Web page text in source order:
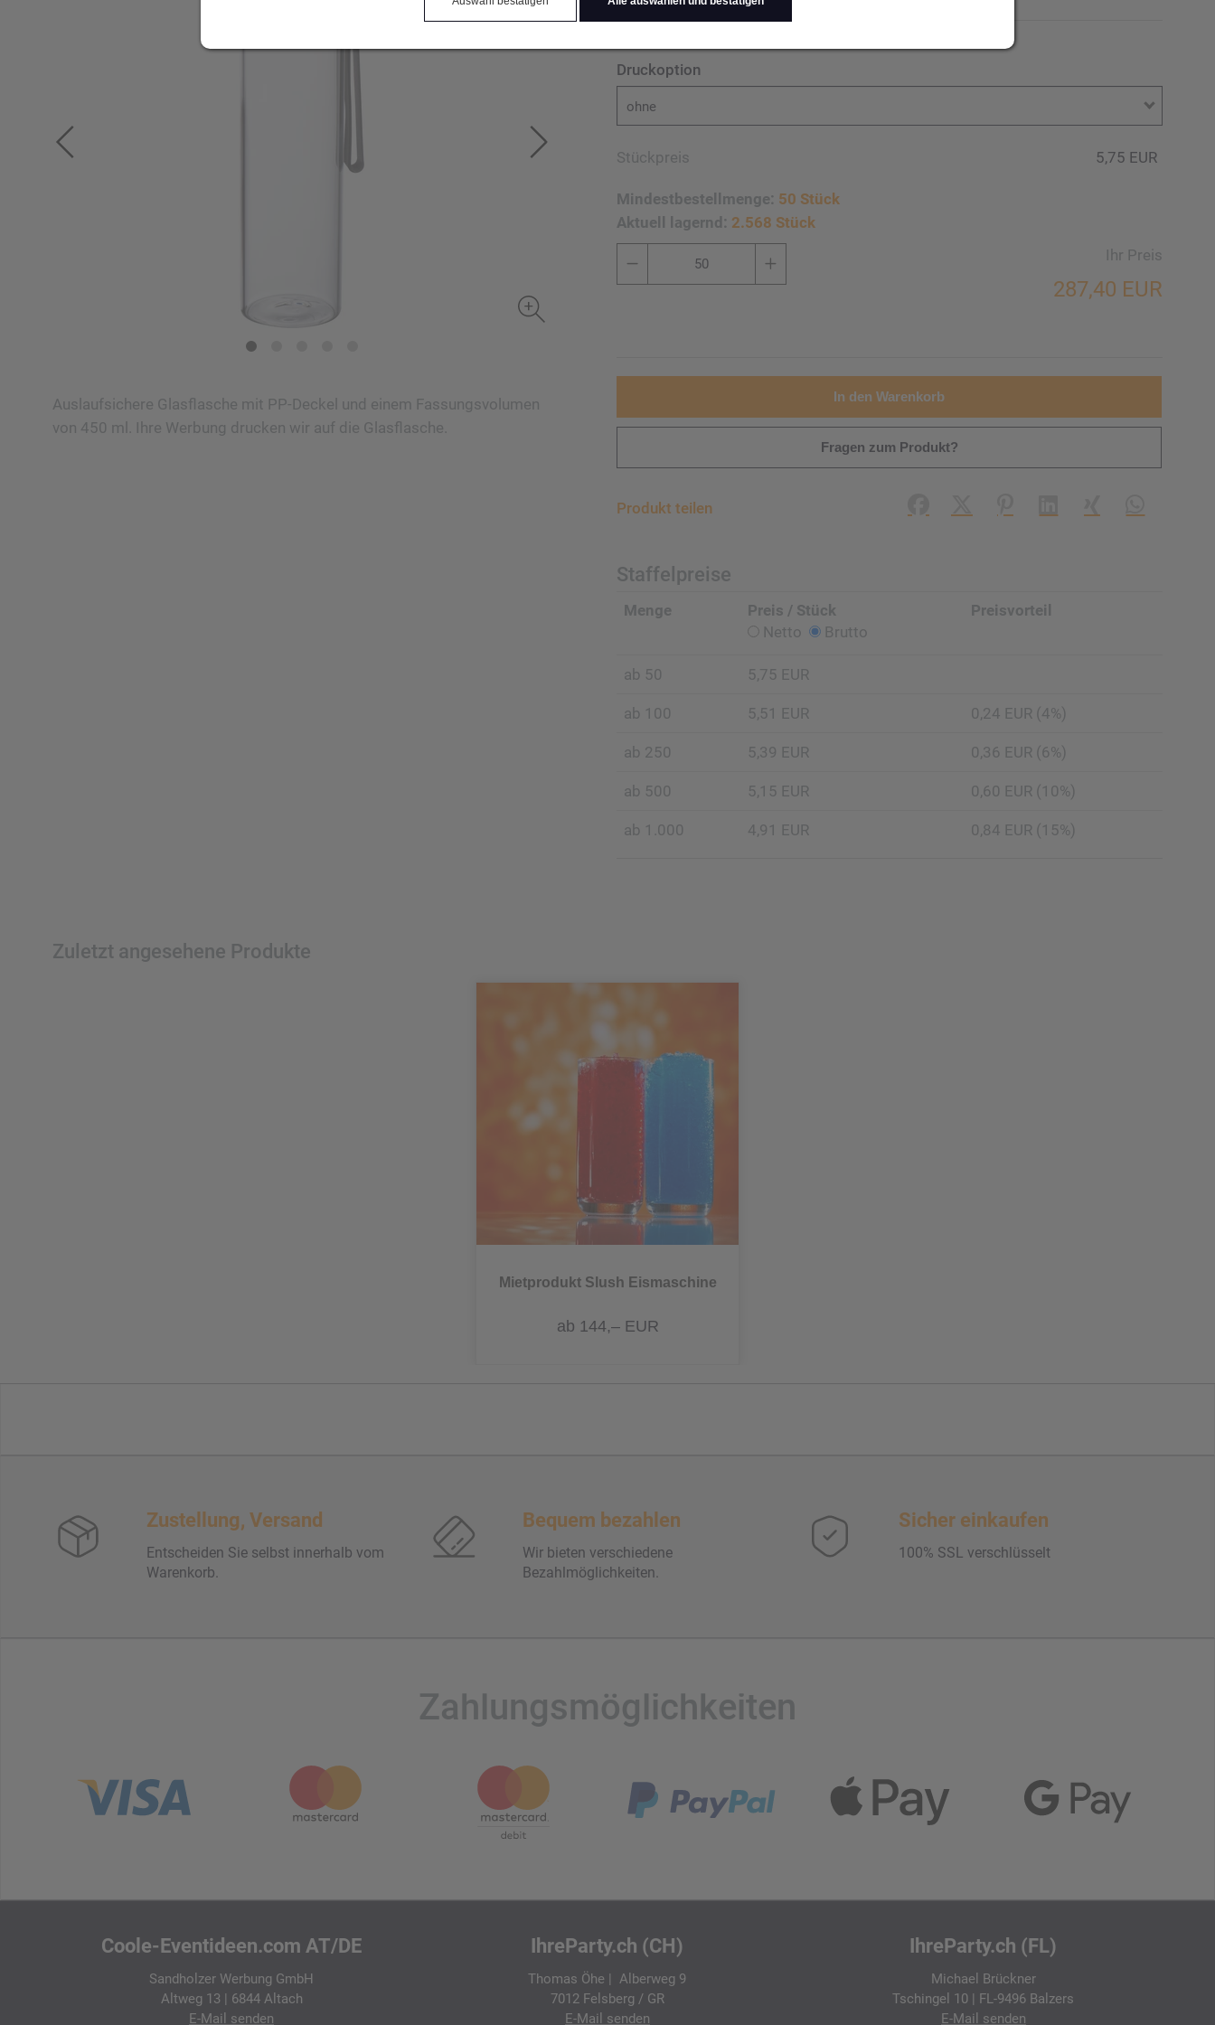
Auslaufsichere Glasflasche mit PP-Deckel und einem Fassungsvolumen
von 450 ml. Ihre Werbung drucken wir auf die Glasflasche.
Druckoption
ohne
Stückpreis 5,75 EUR
Mindestbestellmenge: 50 Stück
Aktuell lagernd: 2.568 Stück
Ihr Preis
287,40 EUR
In den Warenkorb
Fragen zum Produkt?
Produkt teilen Facebook
X PinterestLinkedInXing WhatsApp
Staffelpreise
Menge
Preis / Stück
Netto
Brutto
Preisvorteil
ab 50 5,75 EUR
ab 100 5,51 EUR 0,24 EUR (4%)
ab 250 5,39 EUR 0,36 EUR (6%)
ab 500 5,15 EUR 0,60 EUR (10%)
ab 1.000 4,91 EUR 0,84 EUR (15%)
Zuletzt angesehene Produkte
Mietprodukt Slush Eismaschine
ab 144,– EUR
Zustellung, Versand
Entscheiden Sie selbst innerhalb vom
Warenkorb.
Bequem bezahlen
Wir bieten verschiedene
Bezahlmöglichkeiten.
Sicher einkaufen
100% SSL verschlüsselt
Zahlungsmöglichkeiten
Coole-Eventideen.com AT/DE
Sandholzer Werbung GmbH
Altweg 13 | 6844 Altach
E-Mail senden
IhreParty.ch (CH)
Thomas Öhe | Alberweg 9
7012 Felsberg / GR
E-Mail senden
IhreParty.ch (FL)
Michael Brückner
Tschingel 10 | FL-9496 Balzers
E-Mail senden